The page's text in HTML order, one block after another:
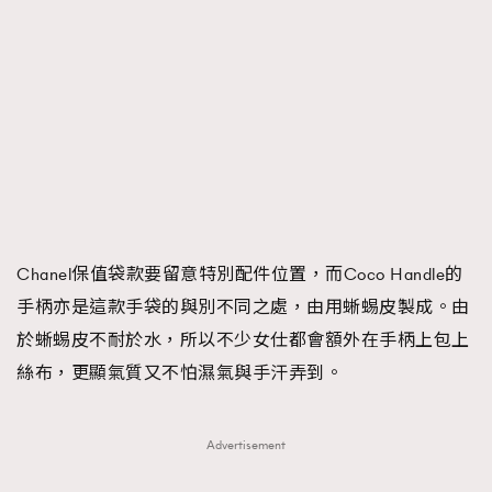
Chanel保值袋款要留意特別配件位置，而Coco Handle的
手柄亦是這款手袋的與別不同之處，由用蜥蜴皮製成。由
於蜥蜴皮不耐於水，所以不少女仕都會額外在手柄上包上
絲布，更顯氣質又不怕濕氣與手汗弄到。
Advertisement